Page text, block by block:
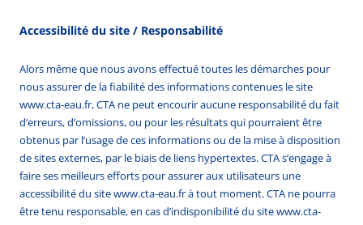
Accessibilité du site / Responsabilité
Alors même que nous avons effectué toutes les démarches pour
nous assurer de la fiabilité des informations contenues le site
www.cta-eau.fr, CTA ne peut encourir aucune responsabilité du fait
d’erreurs, d’omissions, ou pour les résultats qui pourraient être
obtenus par l’usage de ces informations ou de la mise à disposition
de sites externes, par le biais de liens hypertextes. CTA s’engage à
faire ses meilleurs efforts pour assurer aux utilisateurs une
accessibilité du site www.cta-eau.fr à tout moment. CTA ne pourra
être tenu responsable, en cas d’indisponibilité du site www.cta-